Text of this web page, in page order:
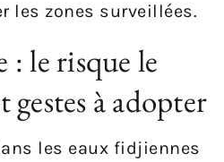
les zones surveillées.
: le risque le
gestes à adopter
les eaux fidjiennes